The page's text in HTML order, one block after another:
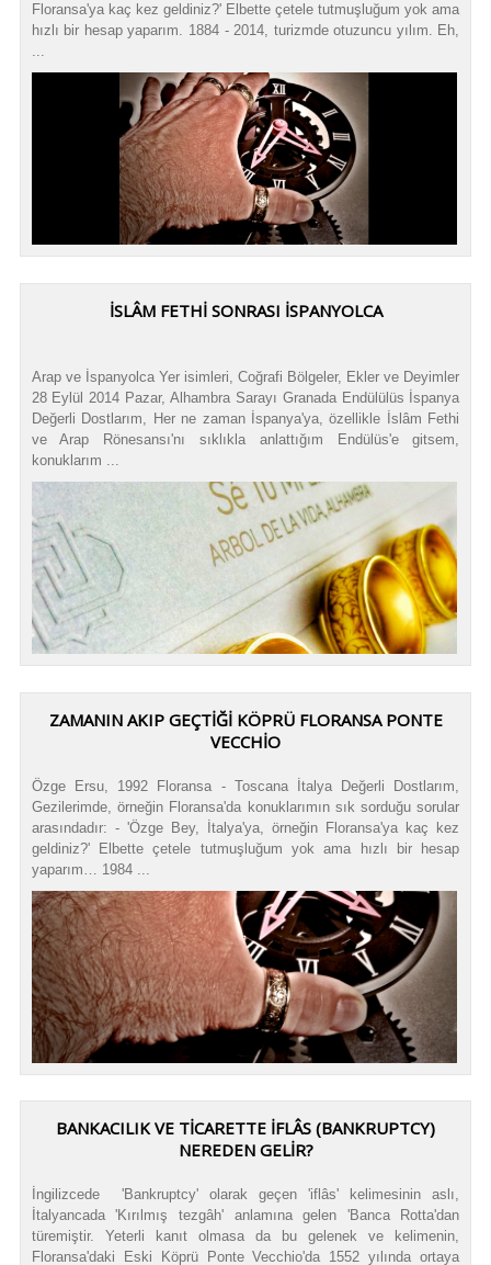
Floransa'ya kaç kez geldiniz?' Elbette çetele tutmuşluğum yok ama
hızlı bir hesap yaparım. 1884 - 2014, turizmde otuzuncu yılım. Eh,
...
İSLÂM FETHİ SONRASI İSPANYOLCA
Arap ve İspanyolca Yer isimleri, Coğrafi Bölgeler, Ekler ve Deyimler
28 Eylül 2014 Pazar, Alhambra Sarayı Granada Endülülüs İspanya
Değerli Dostlarım, Her ne zaman İspanya'ya, özellikle İslâm Fethi
ve Arap Rönesansı'nı sıklıkla anlattığım Endülüs'e gitsem,
konuklarım ...
ZAMANIN AKIP GEÇTIĞI KÖPRÜ FLORANSA PONTE
VECCHIO
Özge Ersu, 1992 Floransa - Toscana İtalya Değerli Dostlarım,
Gezilerimde, örneğin Floransa'da konuklarımın sık sorduğu sorular
arasındadır: - 'Özge Bey, İtalya'ya, örneğin Floransa'ya kaç kez
geldiniz?' Elbette çetele tutmuşluğum yok ama hızlı bir hesap
yaparım… 1984 ...
BANKACILIK VE TICARETTE İFLÂS (BANKRUPTCY)
NEREDEN GELIR?
İngilizcede 'Bankruptcy' olarak geçen 'iflâs' kelimesinin aslı,
İtalyancada 'Kırılmış tezgâh' anlamına gelen 'Banca Rotta'dan
türemiştir. Yeterli kanıt olmasa da bu gelenek ve kelimenin,
Floransa'daki Eski Köprü Ponte Vecchio'da 1552 yılında ortaya